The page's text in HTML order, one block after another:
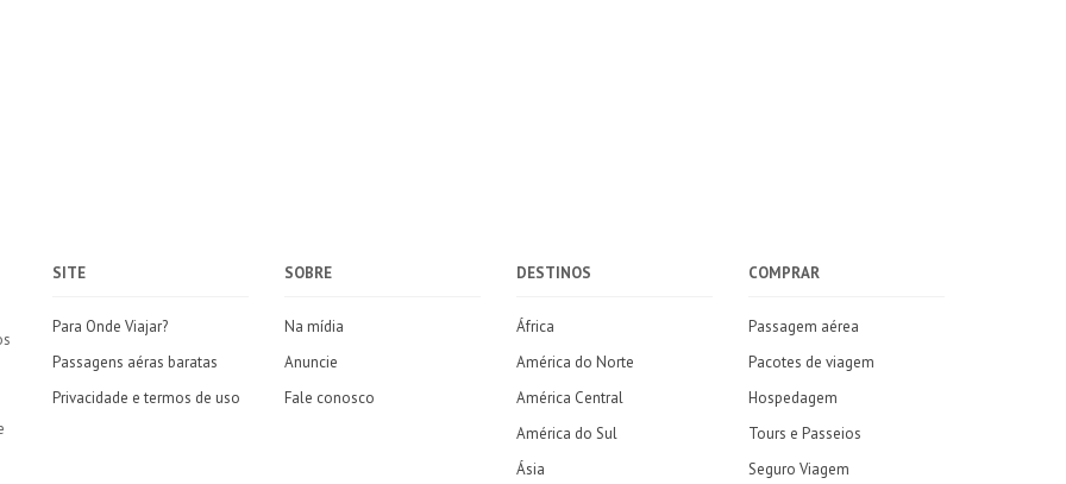
SITE
Para Onde Viajar?
Passagens aéras baratas
Privacidade e termos de uso
SOBRE
Na mídia
Anuncie
Fale conosco
DESTINOS
África
América do Norte
América Central
América do Sul
Ásia
COMPRAR
Passagem aérea
Pacotes de viagem
Hospedagem
Tours e Passeios
Seguro Viagem